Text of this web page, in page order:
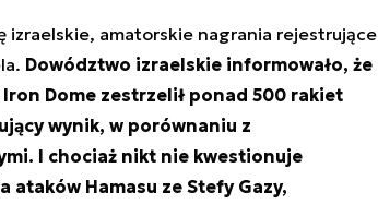
izraelskie, amatorskie nagrania rejestrujące
Dowództwo izraelskie informowało, że
Dome zestrzelił ponad 500 rakiet
wynik, w porównaniu z
I chociaż nikt nie kwestionuje
ataków Hamasu ze Stefy Gazy,